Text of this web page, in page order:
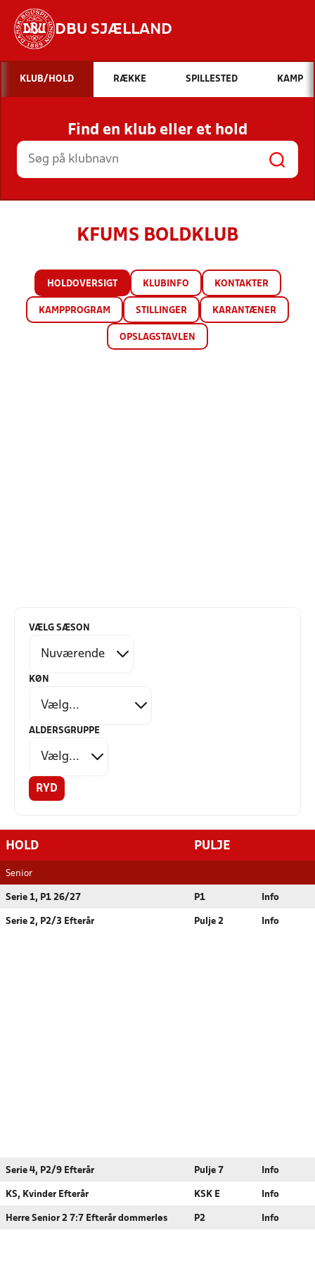
DBU SJÆLLAND
Hvad vil du søge efter?
INDHOLD OG NYHEDER
STILLINGER, RESULTATER, KLUBBER OG
HOLD
KLUB/HOLD RÆKKE SPILLESTED KAMP
Find en klub eller et hold
KFUMS BOLDKLUB
HOLDOVERSIGT KLUBINFO KONTAKTER
KAMPPROGRAM STILLINGER KARANTÆNER
OPSLAGSTAVLEN
VÆLG SÆSON
KØN
ALDERSGRUPPE
RYD
HOLD PULJE
Senior
Serie 1, P1 26/27 P1 Info
Serie 2, P2/3 Efterår Pulje 2 Info
Serie 4, P2/9 Efterår Pulje 7 Info
KS, Kvinder Efterår KSK E Info
Herre Senior 2 7:7 Efterår dommerløs P2 Info